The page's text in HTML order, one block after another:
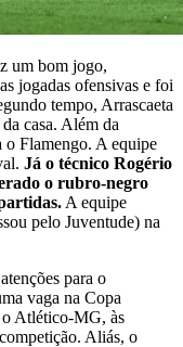
um bom jogo,
jogadas ofensivas e foi
tempo, Arrascaeta
casa. Além da
Flamengo. A equipe
Já o técnico Rogério
o rubro-negro
A equipe
pelo Juventude) na
para o
vaga na Copa
Atlético-MG, às
Aliás, o